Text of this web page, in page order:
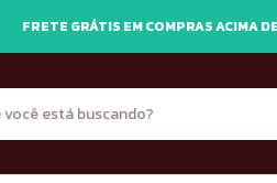
FRETE GRÁTIS EM COMPRAS ACIMA